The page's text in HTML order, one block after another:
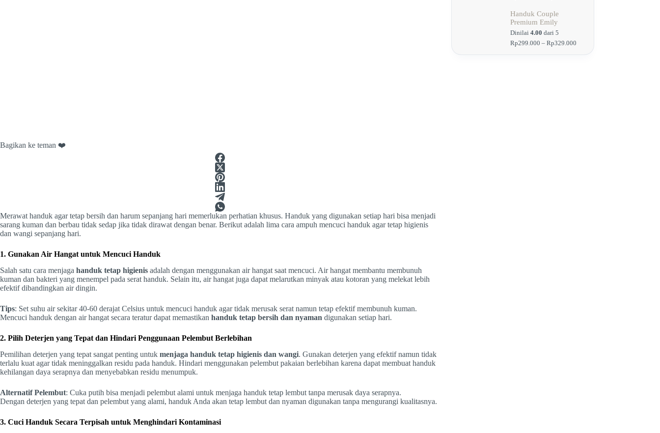
Bagikan ke teman ❤️
Merawat handuk agar tetap bersih dan harum sepanjang hari memerlukan perhatian khusus. Handuk yang digunakan setiap hari bisa menjadi
sarang kuman dan berbau tidak sedap jika tidak dirawat dengan benar. Berikut adalah lima cara ampuh mencuci handuk agar tetap higienis
dan wangi sepanjang hari.
1. Gunakan Air Hangat untuk Mencuci Handuk
Salah satu cara menjaga handuk tetap higienis adalah dengan menggunakan air hangat saat mencuci. Air hangat membantu membunuh
kuman dan bakteri yang menempel pada serat handuk. Selain itu, air hangat juga dapat melarutkan minyak atau kotoran yang melekat lebih
efektif dibandingkan air dingin.
Tips: Set suhu air sekitar 40-60 derajat Celsius untuk mencuci handuk agar tidak merusak serat namun tetap efektif membunuh kuman.
Mencuci handuk dengan air hangat secara teratur dapat memastikan handuk tetap bersih dan nyaman digunakan setiap hari.
2. Pilih Deterjen yang Tepat dan Hindari Penggunaan Pelembut Berlebihan
Pemilihan deterjen yang tepat sangat penting untuk menjaga handuk tetap higienis dan wangi. Gunakan deterjen yang efektif namun tidak
terlalu kuat agar tidak meninggalkan residu pada handuk. Hindari menggunakan pelembut pakaian berlebihan karena dapat membuat handuk
kehilangan daya serapnya dan menyebabkan residu menumpuk.
Alternatif Pelembut: Cuka putih bisa menjadi pelembut alami untuk menjaga handuk tetap lembut tanpa merusak daya serapnya.
Dengan deterjen yang tepat dan pelembut yang alami, handuk Anda akan tetap lembut dan nyaman digunakan tanpa mengurangi kualitasnya.
3. Cuci Handuk Secara Terpisah untuk Menghindari Kontaminasi
Handuk Couple
Premium Emily
Dinilai 4.00 dari 5
Rp299.000 – Rp329.000Rentang